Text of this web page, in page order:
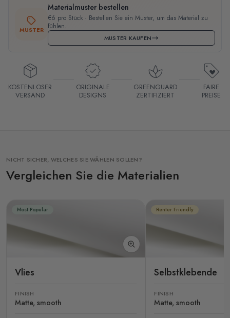
MUSTER
Materialmuster bestellen
€6 pro Stück · Bestellen Sie ein Muster, um das Material zu
fühlen.
MUSTER KAUFEN
KOSTENLOSER
VERSAND
ORIGINALE
DESIGNS
GREENGUARD
ZERTIFIZIERT
FAIRE
PREISE
NICHT SICHER, WELCHES SIE WÄHLEN SOLLEN?
Vergleichen Sie die Materialien
Most Popular
Vlies
FINISH
Matte, smooth
Renter Friendly
Selbstklebende
FINISH
Matte, smooth